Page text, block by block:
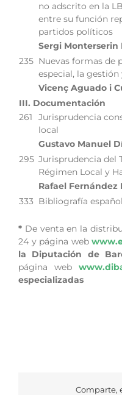
no adscrito en la
entre su función
partidos políticos
Sergi Monterserin
235 Nuevas formas de
especial, la
Vicenç Aguado i
III. Documentación
261
Jurisprudencia
local
Gustavo Manuel
295 Jurisprudencia del
Régimen Local y
Rafael Fernández
333 Bibliografía
* De venta en la
24 y página web
la Diputación de
página web
especializadas
Comparte,